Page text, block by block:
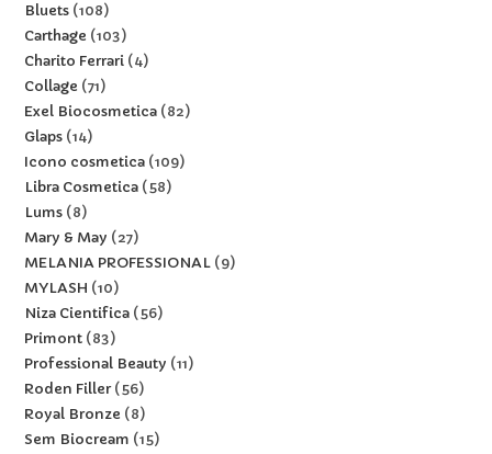
Bluets 108
Carthage
103
Charito Ferrari 4
Collage
71
Exel Biocosmetica 82
Glaps 14
Icono cosmetica 109
Libra Cosmetica 58
Lums 8
Mary & May
27
MELANIA PROFESSIONAL 9
MYLASH
10
Niza Cientifica 56
Primont 83
Professional Beauty
11
Roden Filler 56
Royal Bronze
8
Sem Biocream
15